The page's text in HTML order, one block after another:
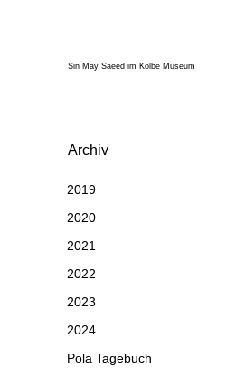
Sin May Saeed im Kolbe Museum
Archiv
2019
2020
2021
2022
2023
2024
Pola Tagebuch